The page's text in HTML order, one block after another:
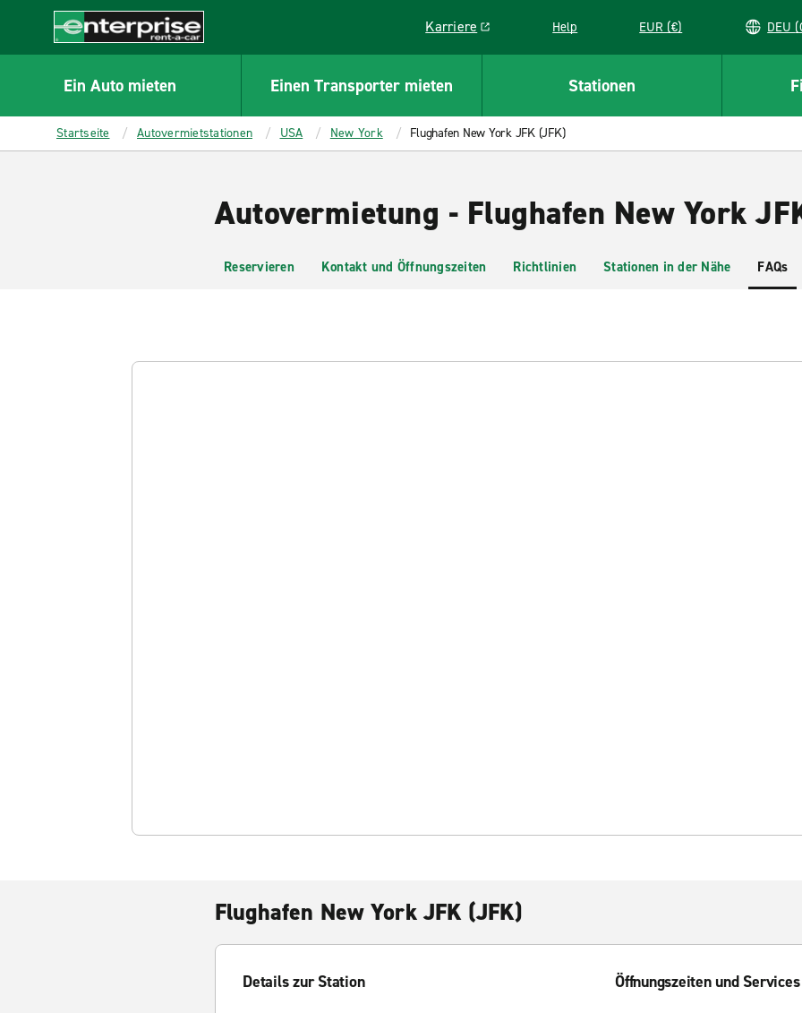
CONTENT
Enterprise
Karriere
Link opens in a new window
Help EUR (€)
Ein Auto mieten Einen Transporter mieten Stationen
Startseite Autovermietstationen USA New York Flughafen New York JFK (JFK)
Autovermietung - Flughafen New York
Reservieren Kontakt und Öffnungszeiten Richtlinien Stationen in der Nähe FAQs
Flughafen New York JFK (JFK)
Details zur Station Öffnungszeiten und Services